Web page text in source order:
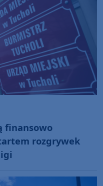
finansowo
rozgrywek